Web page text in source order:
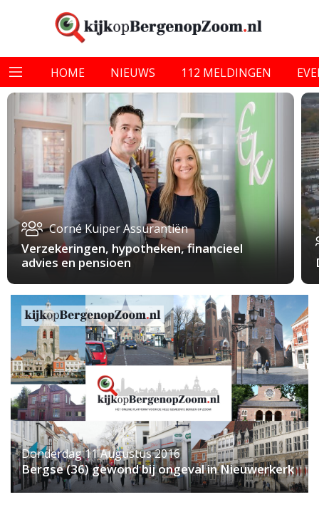
HOME NIEUWS 112 MELDINGEN
Corné Kuiper Assurantiën
Verzekeringen, hypotheken, financieel
advies en pensioen
Donderdag 11 Augustus 2016
Bergse (36) gewond bij ongeval in Nieuwerkerk